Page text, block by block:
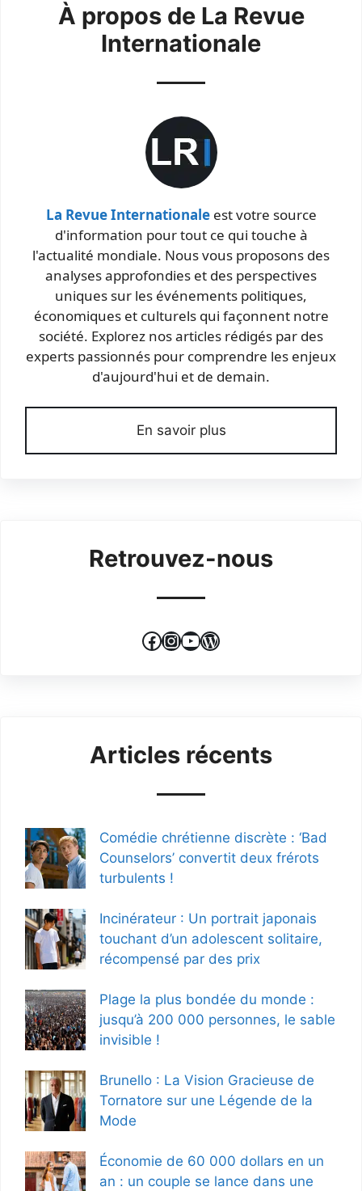
À propos de La Revue
Internationale
La Revue Internationaleest votre source
d'information pour tout ce qui touche à
l'actualité mondiale. Nous vous proposons des
analyses approfondies et des perspectives
uniques sur les événements politiques,
économiques et culturels qui façonnent notre
société. Explorez nos articles rédigés par des
experts passionnés pour comprendre les enjeux
d'aujourd'hui et de demain.
En savoir plus
Retrouvez-nous
Facebook
Instagram
YouTube
WordPress
Articles récents
Comédie chrétienne discrète : ‘Bad
Counselors’ convertit deux frérots
turbulents !
Incinérateur : Un portrait japonais
touchant d’un adolescent solitaire,
récompensé par des prix
Plage la plus bondée du monde :
jusqu’à 200 000 personnes, le sable
invisible !
Brunello : La Vision Gracieuse de
Tornatore sur une Légende de la
Mode
Économie de 60 000 dollars en un
an : un couple se lance dans une